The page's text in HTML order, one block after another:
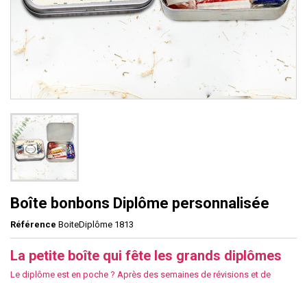
Boîte bonbons Diplôme personnalisée
Référence BoiteDiplôme 1813
La petite boîte qui fête les grands diplômes
Le diplôme est en poche ? Après des semaines de révisions et de